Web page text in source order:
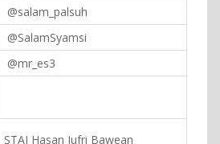
@salam_palsuh
@SalamSyamsi
@mr_es3
STAI Hasan Jufri Bawean